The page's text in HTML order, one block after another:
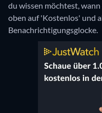
du wissen möchtest,
oben auf 'Kostenlos' und
Benachrichtigungsglocke.